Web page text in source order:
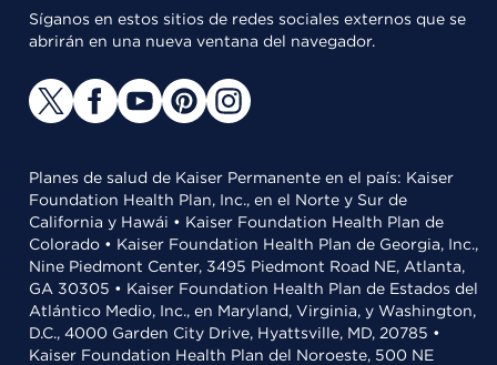
Síganos en estos sitios de redes sociales externos que se
abrirán en una nueva ventana del navegador.
Planes de salud de Kaiser Permanente en el país: Kaiser
Foundation Health Plan, Inc., en el Norte y Sur de
California y Hawái • Kaiser Foundation Health Plan de
Colorado • Kaiser Foundation Health Plan de Georgia, Inc.,
Nine Piedmont Center, 3495 Piedmont Road NE, Atlanta,
GA 30305 • Kaiser Foundation Health Plan de Estados del
Atlántico Medio, Inc., en Maryland, Virginia, y Washington,
D.C., 4000 Garden City Drive, Hyattsville, MD, 20785 •
Kaiser Foundation Health Plan del Noroeste, 500 NE